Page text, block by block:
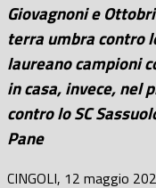
Giovagnoni e
terra umbra contro
laureano campioni
in casa, invece, nel
contro lo SC
Pane
CINGOLI, 12 maggio